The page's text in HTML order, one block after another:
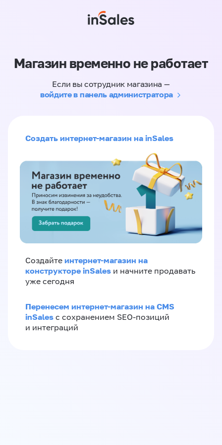
Магазин временно не работает
Если вы сотрудник магазина —
войдите в панель администратора
Создать интернет-магазин на inSales
Создайте интернет-магазин на
конструкторе inSales и начните продавать
уже сегодня
Перенесем интернет-магазин на CMS
inSales с сохранением SEO-позиций
и интеграций